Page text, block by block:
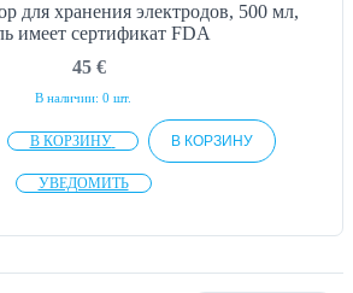
для хранения электродов, 500 мл,
имеет сертификат FDA
45 €
В наличии: 0 шт.
В КОРЗИНУ В КОРЗИНУ
УВЕДОМИТЬ